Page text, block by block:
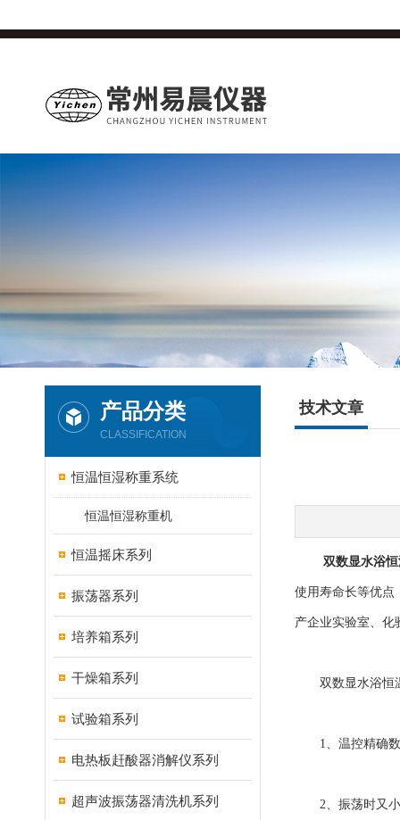
产品分类
CLASSIFICATION
恒温恒湿称重系统
恒温恒湿称重机
恒温摇床系列
振荡器系列
培养箱系列
干燥箱系列
试验箱系列
电热板赶酸器消解仪系列
超声波振荡器清洗机系列
技术文章
双数显水浴
使用寿命长等优点
产企业实验室、化
双数显水浴恒
1、温控精确数
2、振荡时又小